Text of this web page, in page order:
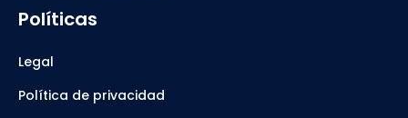
Políticas
Legal
Política de privacidad